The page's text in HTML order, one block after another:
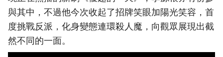
與其中，不過他今次收起了招牌笑眼加陽光笑容，首
度挑戰反派，化身變態連環殺人魔，向觀眾展現出截
然不同的一面。